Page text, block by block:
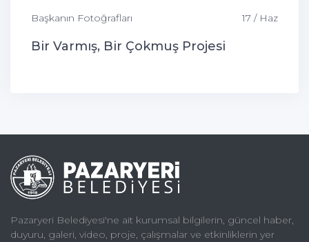
Başkanın Fotoğrafları 17 / Haz
Bir Varmış, Bir Çokmuş Projesi
Pazaryeri Belediyesi'ne ait kurumsal bilgilerin, güncel haber,
duyuru, galeri, video, proje, çalışmalar ve etkinliklerin yer